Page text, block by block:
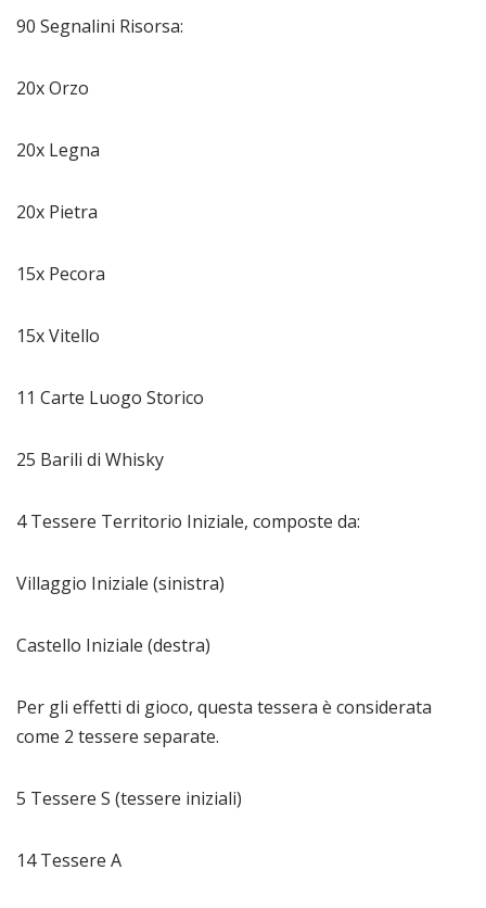
90 Segnalini Risorsa:
20x Orzo
20x Legna
20x Pietra
15x Pecora
15x Vitello
11 Carte Luogo Storico
25 Barili di Whisky
4 Tessere Territorio Iniziale, composte da:
Villaggio Iniziale (sinistra)
Castello Iniziale (destra)
Per gli effetti di gioco, questa tessera è considerata
come 2 tessere separate.
5 Tessere S (tessere iniziali)
14 Tessere A